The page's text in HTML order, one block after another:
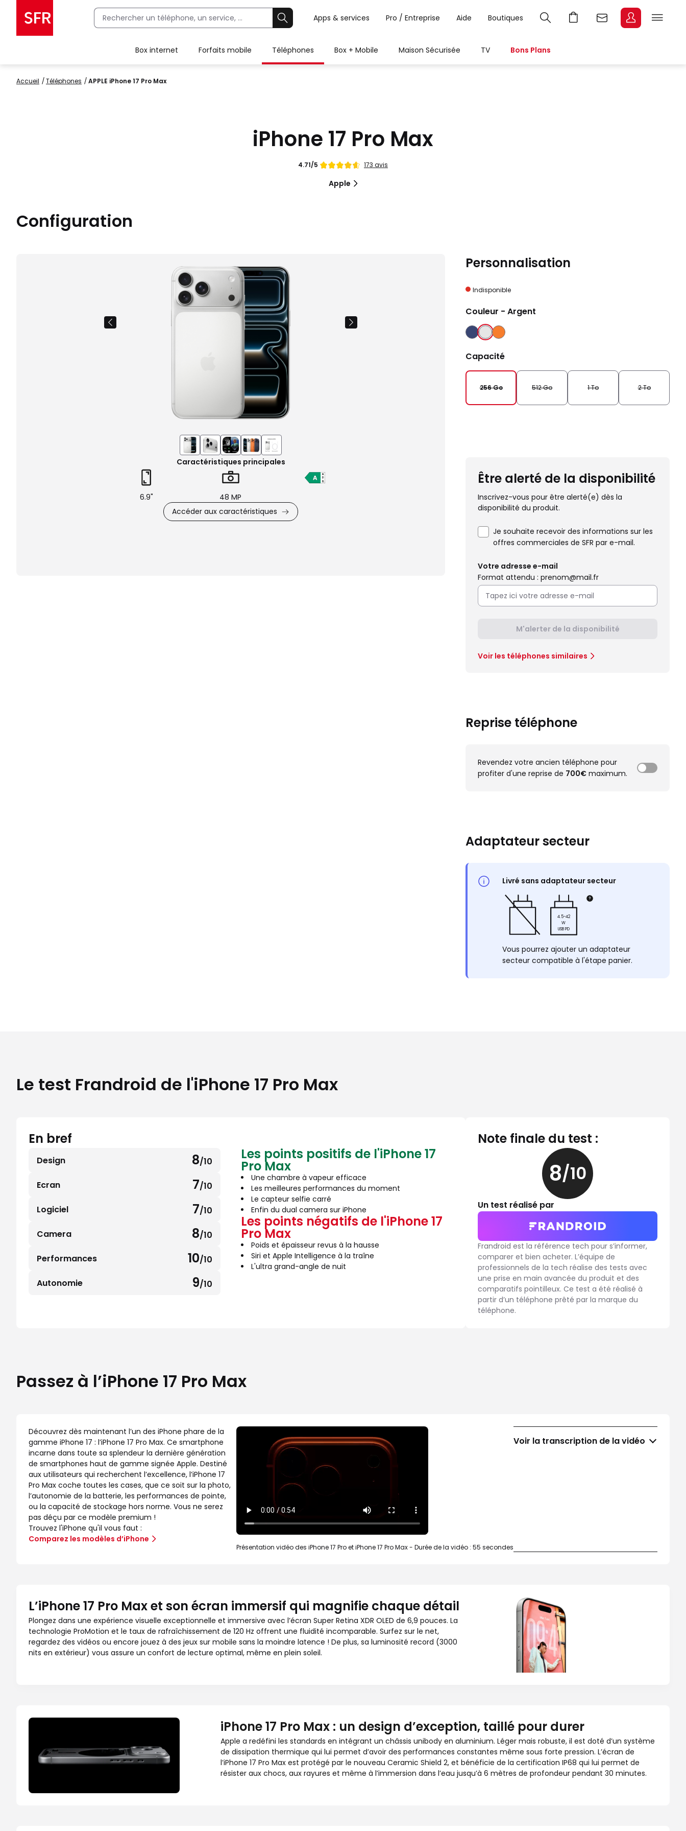
Apps & services Pro / Entreprise Aide Boutiques
Box internet Forfaits mobile Téléphones Box + Mobile Maison Sécurisée TV Bons Plans
Accueil Téléphones APPLE iPhone 17 Pro Max
iPhone 17 Pro Max
Note
4.71/5 173 avis
Apple
Configuration
Images
du
produit
Caractéristiques principales
6.9"
48 MP
Accéder aux caractéristiques
Personnalisation
Indisponible
Couleur - Argent
BLEU ARGENT ORANGE
Capacité
256 Go 512 Go 1 To 2 To
Être alerté de la disponibilité
Inscrivez-vous pour être alerté(e) dès la
disponibilité du produit.
Je souhaite recevoir des informations sur les
offres commerciales de SFR par e-mail.
Votre adresse e-mail
Format attendu : prenom@mail.fr
M'alerter de la disponibilité
Voir les téléphones similaires
Reprise téléphone
Revendez votre ancien téléphone pour
profiter d'une reprise de 700€ maximum.
Adaptateur secteur
Livré sans adaptateur secteur
4.5-42
W
USB PD
Vous pourrez ajouter un adaptateur
secteur compatible à l'étape panier.
Le test Frandroid de l'iPhone 17 Pro Max
En bref
Design 8/10
8
10
Ecran 7/10
7
10
Logiciel 7/10
7
10
Camera 8/10
8
10
Performances 10/10
10
10
Autonomie 9/10
9
Les points positifs de l'iPhone 17
Pro Max
Une chambre à vapeur efficace
Les meilleures performances du moment
Le capteur selfie carré
Enfin du dual camera sur iPhone
Les points négatifs de l'iPhone 17
Pro Max
Poids et épaisseur revus à la hausse
Siri et Apple Intelligence à la traîne
L'ultra grand-angle de nuit
Note finale du test :
8/10
10
Un test réalisé par
Frandroid est la référence tech pour s’informer,
comparer et bien acheter. L’équipe de
professionnels de la tech réalise des tests avec
une prise en main avancée du produit et des
comparatifs pointilleux. Ce test a été réalisé à
partir d’un téléphone prêté par la marque du
téléphone.
Passez à l’iPhone 17 Pro Max
Découvrez dès maintenant l’un des iPhone phare de la
gamme iPhone 17 : l’iPhone 17 Pro Max. Ce smartphone
incarne dans toute sa splendeur la dernière génération
de smartphones haut de gamme signée Apple. Destiné
aux utilisateurs qui recherchent l’excellence, l’iPhone 17
Pro Max coche toutes les cases, que ce soit sur la photo,
l’autonomie de la batterie, les performances de pointe,
ou la capacité de stockage hors norme. Vous ne serez
pas déçu par ce modèle premium !
Trouvez l'iPhone qu'il vous faut :
Comparez les modèles d’iPhone
Présentation vidéo des iPhone 17 Pro et iPhone 17 Pro Max - Durée de la vidéo : 55 secondes
Voir la transcription de la vidéo
L’iPhone 17 Pro Max et son écran immersif qui magnifie chaque détail
Plongez dans une expérience visuelle exceptionnelle et immersive avec l’écran Super Retina XDR OLED de 6,9 pouces. La
technologie ProMotion et le taux de rafraîchissement de 120 Hz offrent une fluidité incomparable. Surfez sur le net,
regardez des vidéos ou encore jouez à des jeux sur mobile sans la moindre latence ! De plus, sa luminosité record (3000
nits en extérieur) vous assure un confort de lecture optimal, même en plein soleil.
iPhone 17 Pro Max : un design d’exception, taillé pour durer
Apple a redéfini les standards en intégrant un châssis unibody en aluminium. Léger mais robuste, il est doté d’un système
de dissipation thermique qui lui permet d’avoir des performances constantes même sous forte pression. L’écran de
l’iPhone 17 Pro Max est protégé par le nouveau Ceramic Shield 2, et bénéficie de la certification IP68 qui lui permet de
résister aux chocs, aux rayures et même à l’immersion dans l’eau jusqu’à 6 mètres de profondeur pendant 30 minutes.